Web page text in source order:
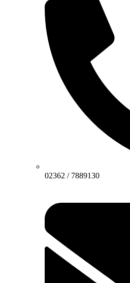
02362 / 7889130